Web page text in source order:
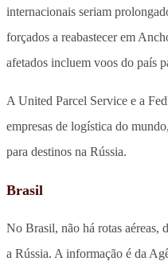
internacionais seriam
forçados a reabastecer em
afetados incluem voos do país
A United Parcel Service e a
empresas de logística do
para destinos na Rússia.
Brasil
No Brasil, não há rotas aéreas,
a Rússia. A informação é da